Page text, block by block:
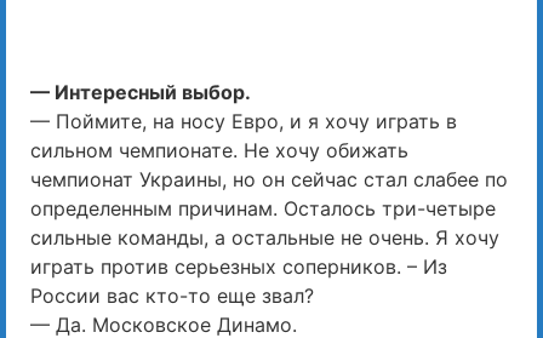
— Интересный выбор.
— Поймите, на носу Евро, и я хочу играть в
сильном чемпионате. Не хочу обижать
чемпионат Украины, но он сейчас стал слабее по
определенным причинам. Осталось три-четыре
сильные команды, а остальные не очень. Я хочу
играть против серьезных соперников. – Из
России вас кто-то еще звал?
— Да. Московское Динамо.